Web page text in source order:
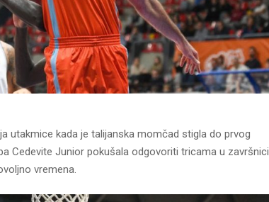
utakmice kada je talijanska momčad stigla do prvog
Cedevite Junior pokušala odgovoriti tricama u završnici
vremena.